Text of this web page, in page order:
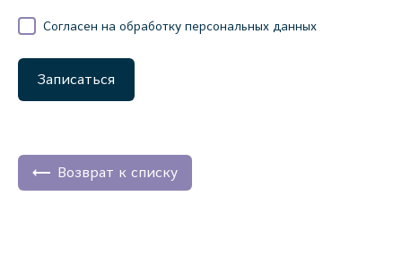
Согласен на обработку персональных данных
Записаться
Возврат к списку